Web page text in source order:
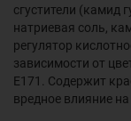
сгустители (камид
натриевая соль,
регулятор
зависимости от
Е171. Содержит
вредное влияние